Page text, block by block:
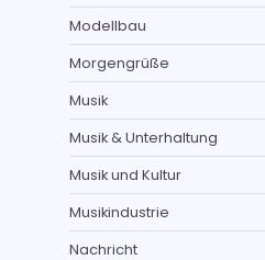
Modellbau
Morgengrüße
Musik
Musik & Unterhaltung
Musik und Kultur
Musikindustrie
Nachricht